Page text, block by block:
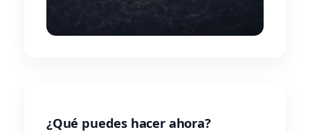
¿Qué puedes hacer ahora?